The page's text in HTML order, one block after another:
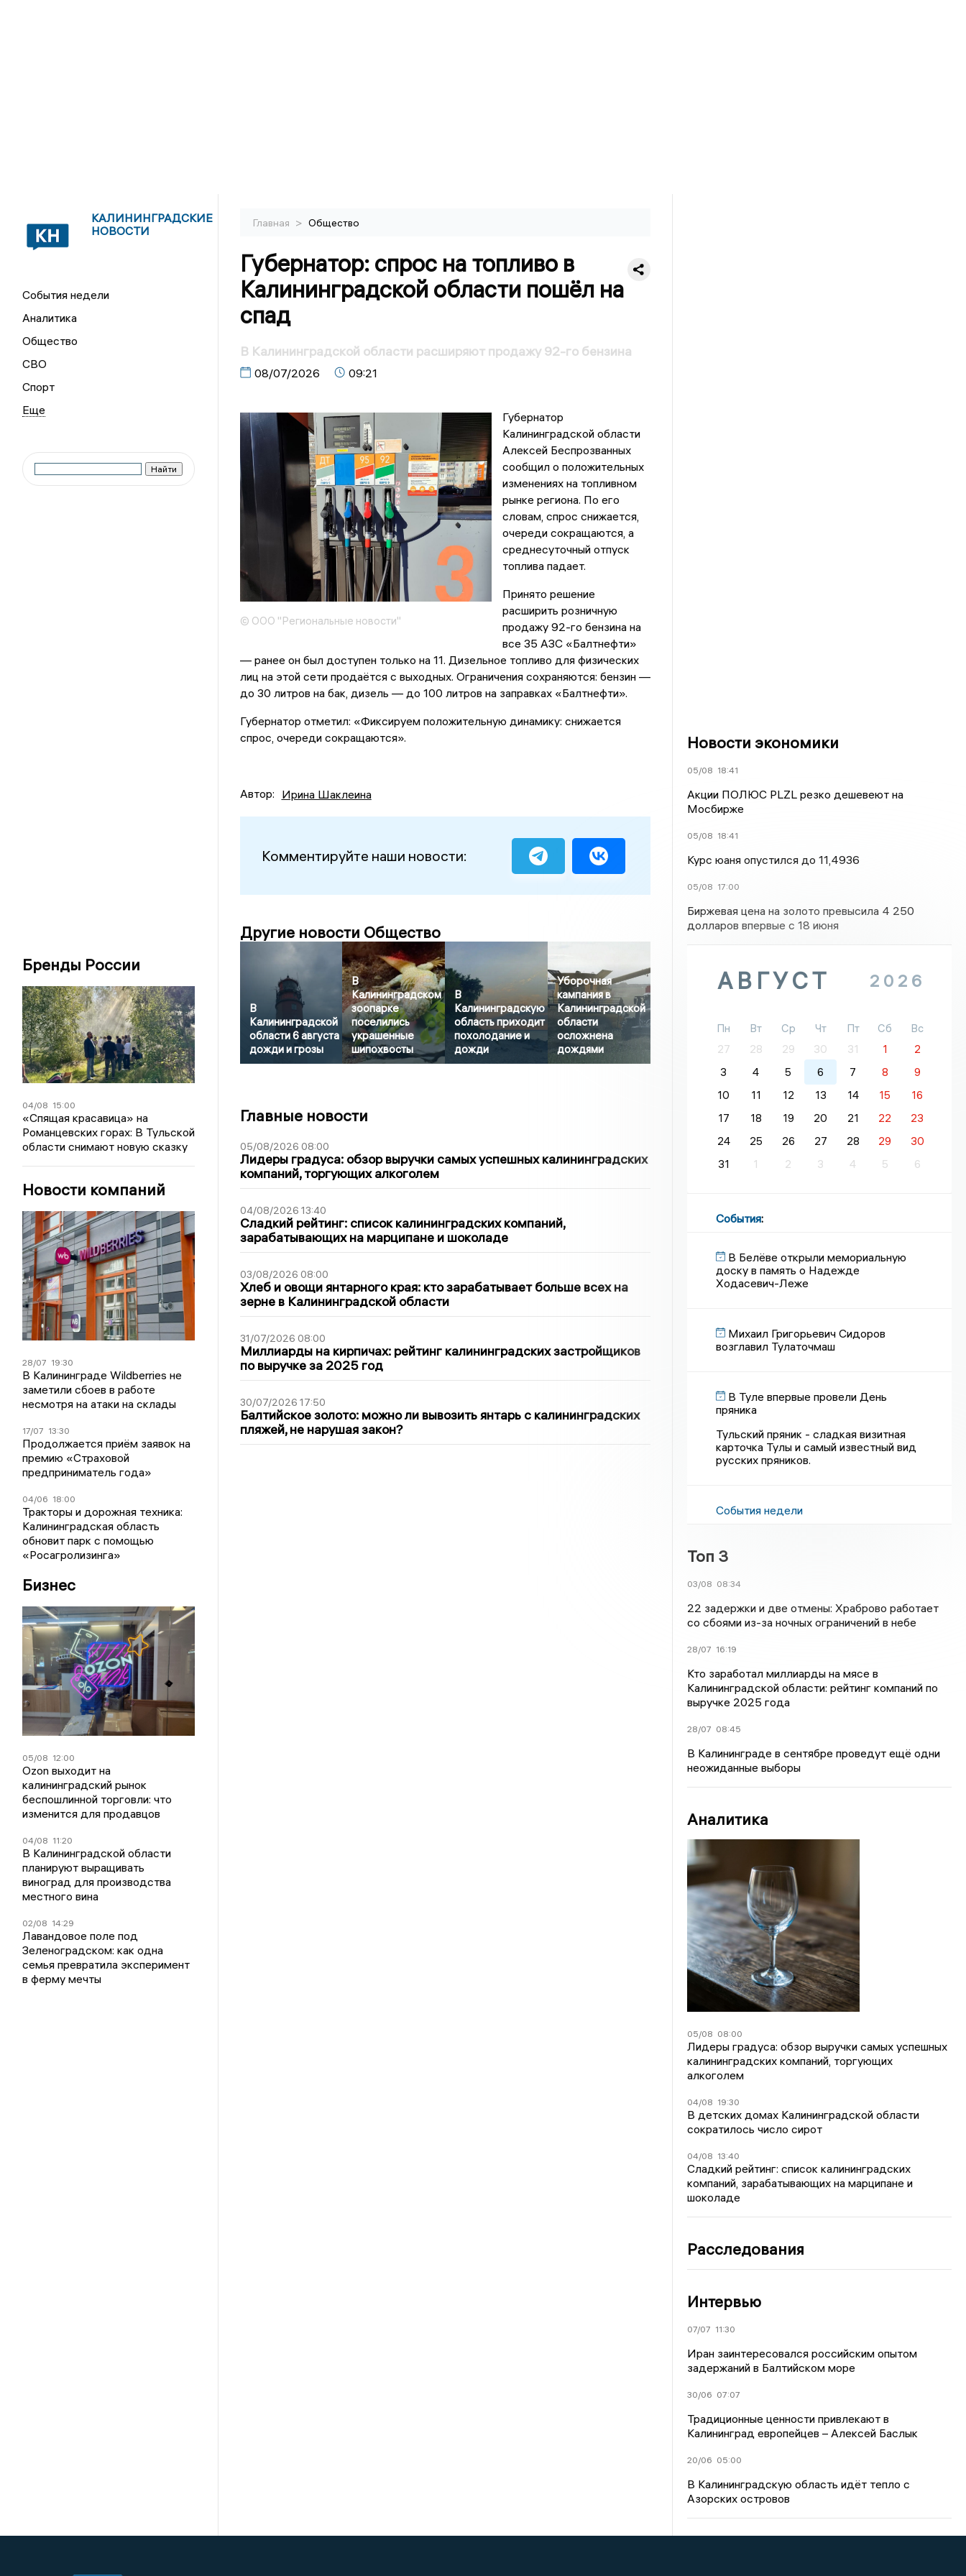
КАЛИНИНГРАДСКИЕ
НОВОСТИ
События недели
Аналитика
Общество
СВО
Спорт
Бренды России
04/08 15:00
«Спящая красавица» на
Романцевских горах: В Тульской
области снимают новую сказку
Новости компаний
28/07 19:30
В Калининграде Wildberries не
заметили сбоев в работе
несмотря на атаки на склады
17/07 13:30
Продолжается приём заявок на
премию «Страховой
предприниматель года»
04/06 18:00
Тракторы и дорожная техника:
Калининградская область
обновит парк с помощью
«Росагролизинга»
Бизнес
05/08 12:00
Ozon выходит на
калининградский рынок
беспошлинной торговли: что
изменится для продавцов
04/08 11:20
В Калининградской области
планируют выращивать
виноград для производства
местного вина
02/08 14:29
Лавандовое поле под
Зеленоградском: как одна
семья превратила эксперимент
в ферму мечты
Главная > Общество
Губернатор: спрос на топливо в
Калининградской области пошёл на
спад
В Калининградской области расширяют продажу 92-го бензина
08/07/2026 09:21
© ООО "Региональные новости"
Губернатор
Калининградской области
Алексей Беспрозванных
сообщил о положительных
изменениях на топливном
рынке региона. По его
словам, спрос снижается,
очереди сокращаются, а
среднесуточный отпуск
топлива падает.
Принято решение
расширить розничную
продажу 92-го бензина на
все 35 АЗС «Балтнефти»
— ранее он был доступен только на 11. Дизельное топливо для физических
лиц на этой сети продаётся с выходных. Ограничения сохраняются: бензин —
до 30 литров на бак, дизель — до 100 литров на заправках «Балтнефти».
Губернатор отметил: «Фиксируем положительную динамику: снижается
спрос, очереди сокращаются».
Автор: Ирина Шаклеина
Комментируйте наши новости:
Другие новости Общество
В
Калининградской
области 6 августа
дожди и грозы
В
Калининградском
зоопарке
поселились
украшенные
шипохвосты
В
Калининградскую
область приходит
похолодание и
дожди
Уборочная
кампания в
Калининградской
области
осложнена
дождями
Главные новости
05/08/2026 08:00
Лидеры градуса: обзор выручки самых успешных калининградских
компаний, торгующих алкоголем
04/08/2026 13:40
Сладкий рейтинг: список калининградских компаний,
зарабатывающих на марципане и шоколаде
03/08/2026 08:00
Хлеб и овощи янтарного края: кто зарабатывает больше всех на
зерне в Калининградской области
31/07/2026 08:00
Миллиарды на кирпичах: рейтинг калининградских застройщиков
по выручке за 2025 год
30/07/2026 17:50
Балтийское золото: можно ли вывозить янтарь с калининградских
пляжей, не нарушая закон?
Новости экономики
05/08 18:41
Акции ПОЛЮС PLZL резко дешевеют на
Мосбирже
05/08 18:41
Курс юаня опустился до 11,4936
05/08 17:00
Биржевая цена на золото превысила 4 250
долларов впервые с 18 июня
АВГУСТ 2026
Пн Вт Ср Чт Пт Сб
Вс
27
28 29 30 31 1
2
3
4 5 6 7 8
9
10
11 12 13 14 15
16
17
18 19 20 21 22
23
24
25 26 27 28 29
30
31
1 2 3 4 5 6
События:
В Белёве открыли мемориальную
доску в память о Надежде
Ходасевич-Леже
Михаил Григорьевич Сидоров
возглавил Тулаточмаш
В Туле впервые провели День
пряника
Тульский пряник - сладкая визитная
карточка Тулы и самый известный вид
русских пряников.
События недели
Топ 3
03/08 08:34
22 задержки и две отмены: Храброво работает
со сбоями из-за ночных ограничений в небе
28/07 16:19
Кто заработал миллиарды на мясе в
Калининградской области: рейтинг компаний по
выручке 2025 года
28/07 08:45
В Калининграде в сентябре проведут ещё одни
неожиданные выборы
Аналитика
05/08 08:00
Лидеры градуса: обзор выручки самых успешных
калининградских компаний, торгующих
алкоголем
04/08 19:30
В детских домах Калининградской области
сократилось число сирот
04/08 13:40
Сладкий рейтинг: список калининградских
компаний, зарабатывающих на марципане и
шоколаде
Расследования
Интервью
07/07 11:30
Иран заинтересовался российским опытом
задержаний в Балтийском море
30/06 07:07
Традиционные ценности привлекают в
Калининград европейцев – Алексей Баслык
20/06 05:00
В Калининградскую область идёт тепло с
Азорских островов